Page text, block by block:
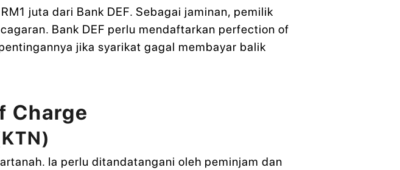
juta dari Bank DEF. Sebagai jaminan, pemilik
Bank DEF perlu mendaftarkan perfection of
jika syarikat gagal membayar balik
Charge
Ia perlu ditandatangani oleh peminjam dan